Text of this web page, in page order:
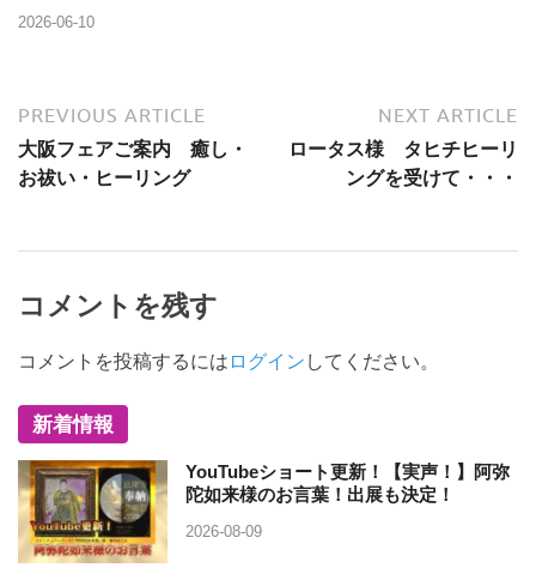
2026-06-10
PREVIOUS ARTICLE
大阪フェアご案内 癒し・
お祓い・ヒーリング
NEXT ARTICLE
ロータス様 タヒチヒーリ
ングを受けて・・・
コメントを残す
コメントを投稿するには ログイン してください。
新着情報
YouTubeショート更新！【実声！】阿弥
陀如来様のお言葉！出展も決定！
2026-08-09